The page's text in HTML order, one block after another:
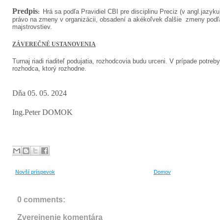
Predpis: Hrá sa podľaPravidiel CBI pre disciplinu Preciz (v
právo na zmeny v organizácii, obsadení a akékoľvek ďalšie zmeny
majstrovstiev.
ZÁVEREČNÉ USTANOVENIA
Turnaj riadi riaditeľ podujatia, rozhodcovia budu urceni. V prípade
rozhodca, ktorý rozhodne.
Dňa 05. 05. 2024
Ing.Peter DOMOK
Novší príspevok Domov
0 comments:
Zverejnenie komentára